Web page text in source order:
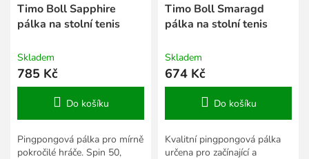
Timo Boll Sapphire
pálka na stolní tenis
Skladem
785 Kč
Do košíku
Pingpongová pálka pro mírně
pokročilé hráče. Spin 50,
Timo Boll Smaragd
pálka na stolní tenis
Skladem
674 Kč
Do košíku
Kvalitní pingpongová pálka
určena pro začínající a